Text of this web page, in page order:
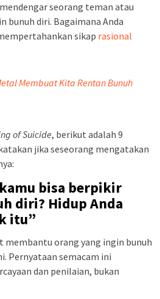
seorang teman atau
bunuh diri. Bagaimana Anda
sikap rasional
Membuat Kita Rentan Bunuh
of Suicide, berikut adalah 9
jika seseorang mengatakan
bisa berpikir
diri? Hidup Anda
itu”
membantu orang yang ingin bunuh
Pernyataan semacam ini
dan penilaian, bukan